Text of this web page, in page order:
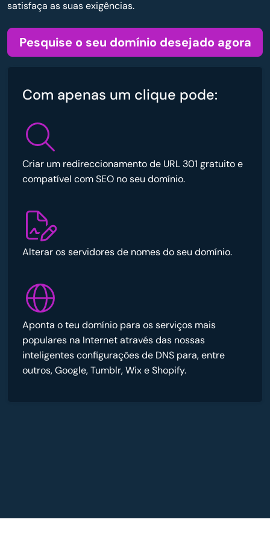
satisfaça as suas exigências.
Pesquise o seu domínio desejado agora
Com apenas um clique pode:
Criar um redireccionamento de URL 301 gratuito e
compatível com SEO no seu domínio.
Alterar os servidores de nomes do seu domínio.
Aponta o teu domínio para os serviços mais
populares na Internet através das nossas
inteligentes configurações de DNS para, entre
outros, Google, Tumblr, Wix e Shopify.